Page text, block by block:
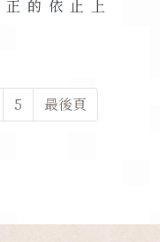
的依止上
5 最後頁